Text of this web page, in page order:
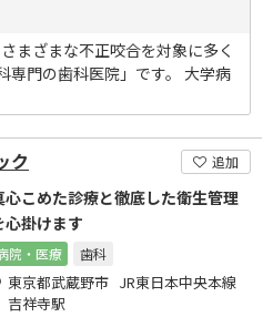
まざまな不正咬合を対象に多く
専門の歯科医院」です。 大学病
ク 追加
心こめた診療と徹底した衛生管理
心掛けます
院・医療 歯科
東京都武蔵野市 JR東日本中央本線
吉祥寺駅